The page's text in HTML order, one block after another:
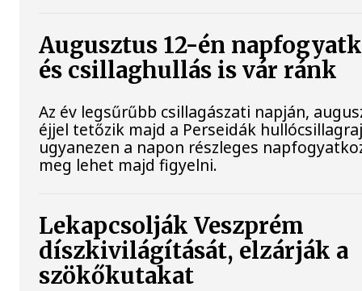
Augusztus 12-én
és csillaghullás is vár ránk
Az év legsűrűbb csillagászati napján,
éjjel tetőzik majd a Perseidák
ugyanezen a napon részleges
meg lehet majd figyelni.
Lekapcsolják Veszprém
díszkivilágítását, elzárják a
szökőkutakat